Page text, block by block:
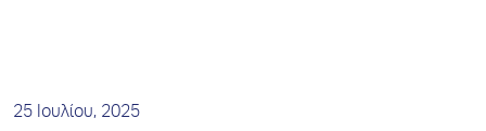
25 Ιουλίου, 2025